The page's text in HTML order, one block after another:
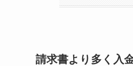
請求書より多く入